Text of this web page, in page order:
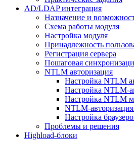
AD/LDAP интеграция
Назначение и
Схема работы модуля
Настройка модуля
Принадлежность
Регистрация сервера
Пошаговая
NTLM авторизация
Настройка NTLM
Настройка NTLM-
Настройка NTLM
NTLM-
Настройка
Проблемы и решения
Highload-блоки